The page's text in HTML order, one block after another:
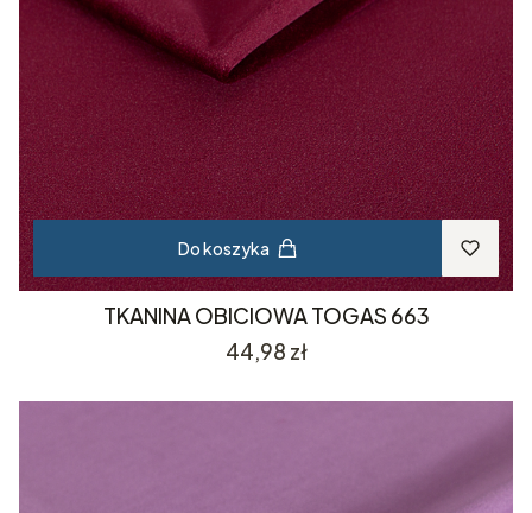
Do koszyka
TKANINA OBICIOWA TOGAS 663
Cena
44,98 zł